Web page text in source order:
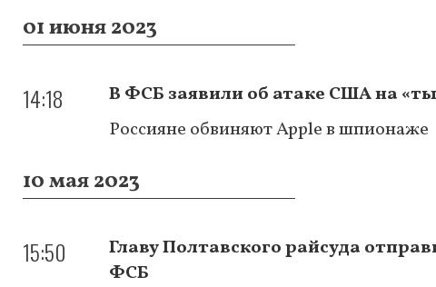
01 июня 2023
14:18
В ФСБ заявили об атаке США на
Россияне обвиняют Apple в шпионаже
10 мая 2023
15:50
Главу Полтавского райсуда
ФСБ